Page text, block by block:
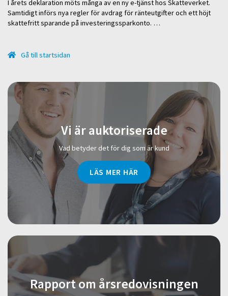
I årets deklaration möts många av en ny e-tjänst hos Skatteverket.
Samtidigt införs nya regler för avdrag för ränteutgifter och ett höjt
skattefritt sparande på investeringssparkonto. …
Gå till startsidan
Vi är auktoriserade
Vad betyder det för dig som är kund
LÄS MER HÄR
Rapport om årsredovisningen